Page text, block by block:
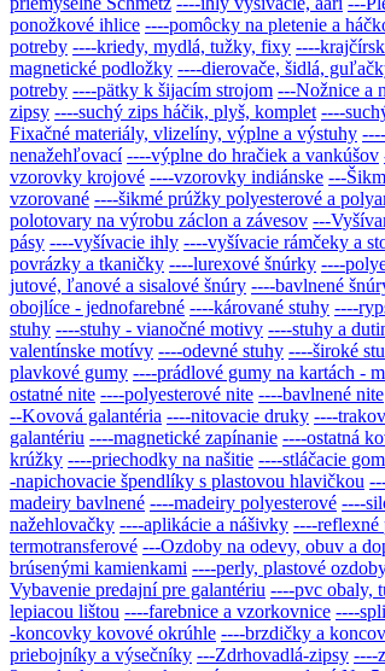
ponožkové ihlice ----pomôcky na pletenie a
potreby ----kriedy, mydlá, tužky, fixy ----
magnetické podložky ----dierovače, šidlá,
potreby ----pätky k šijacím strojom ---Nožnice a
zipsy ----suchý zips háčik, plyš, komplet ----
Fixačné materiály, vlizelíny, výplne a výstuhy
nenažehľovací ----výplne do hračiek a vankúšov
vzorovky krojové ----vzorovky indiánske ---
vzorované ----šikmé prúžky polyesterové a
polotovary na výrobu záclon a závesov ---
pásy ----vyšívacie ihly ----vyšívacie rámčeky a
povrázky a tkaničky ----lurexové šnúrky ----
jutové, ľanové a sisalové šnúry ----bavlnené
obojlíce - jednofarebné ----kárované stuhy ----
stuhy ----stuhy - vianočné motivy ----stuhy a
valentínske motívy ----odevné stuhy ----široké
plavkové gumy ----prádlové gumy na kartách -
ostatné nite ----polyesterové nite ----bavlnené nite
--Kovová galantéria ----nitovacie druky ----
galantériu ----magnetické zapínanie ----ostatná
krúžky ----priechodky na našitie ----stláčacie
-napichovacie špendlíky s plastovou hlavičkou
madeiry bavlnené ----madeiry polyesterové ----
nažehlovačky ----aplikácie a nášivky ----reflexné
termotransferové ---Ozdoby na odevy, obuv a
brúsenými kamienkami ----perly, plastové
Vybavenie predajní pre galantériu ----pvc obaly,
lepiacou lištou ----farebnice a vzorkovnice ----
-koncovky kovové okrúhle ----brzdičky a
priebojníky a výsečníky ---Zdrhovadlá-zipsy ----